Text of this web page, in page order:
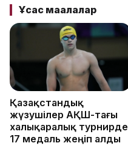
Ұқсас мақалалар
Қазақстандық
жүзушілер АҚШ-тағы
халықаралық турнирде
17 медаль жеңіп алды